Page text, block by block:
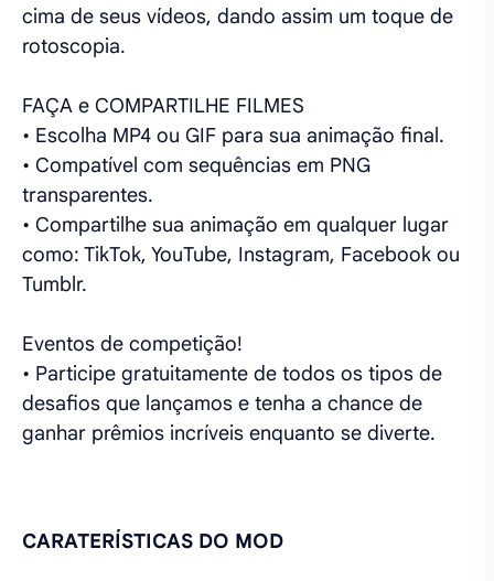
cima de seus vídeos, dando assim um toque de
rotoscopia.
FAÇA e COMPARTILHE FILMES
• Escolha MP4 ou GIF para sua animação final.
• Compatível com sequências em PNG
transparentes.
• Compartilhe sua animação em qualquer lugar
como: TikTok, YouTube, Instagram, Facebook ou
Tumblr.
Eventos de competição!
• Participe gratuitamente de todos os tipos de
desafios que lançamos e tenha a chance de
ganhar prêmios incríveis enquanto se diverte.
CARATERÍSTICAS DO MOD